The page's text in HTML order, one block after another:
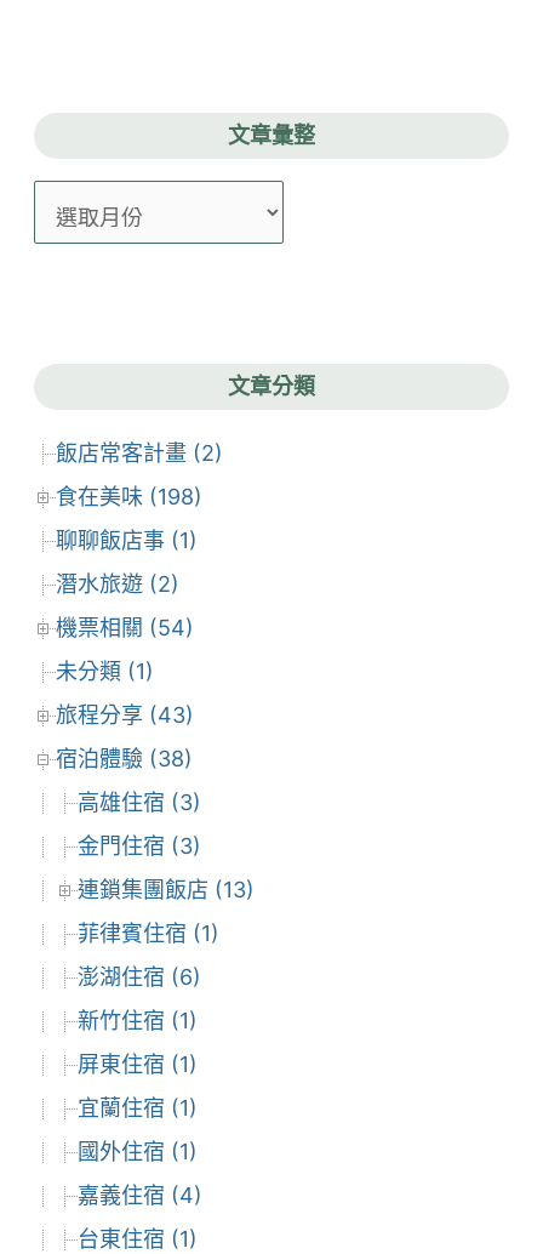
文章彙整
章
文章分類
飯店常客計畫 (2)
食在美味 (198)
聊聊飯店事 (1)
潛水旅遊 (2)
機票相關 (54)
未分類 (1)
旅程分享 (43)
宿泊體驗 (38)
高雄住宿 (3)
金門住宿 (3)
連鎖集團飯店 (13)
菲律賓住宿 (1)
澎湖住宿 (6)
新竹住宿 (1)
屏東住宿 (1)
宜蘭住宿 (1)
國外住宿 (1)
嘉義住宿 (4)
台東住宿 (1)